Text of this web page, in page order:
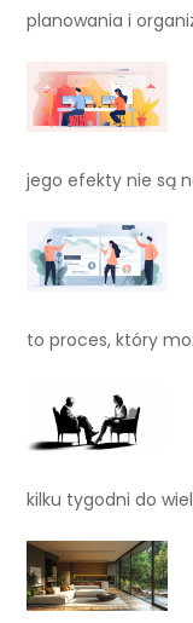
planowania i
jego efekty nie są
to proces, który
kilku tygodni do